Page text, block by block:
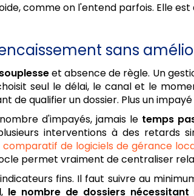
comme on l'entend parfois. Elle
sans
souplesseet absence de règle. Un
seul le délai, le canal et le
qualifier un dossier. Plus un
d'impayés, jamais le temps
interventions à des
comparatif de logiciels de gérance
permet vraiment de centraliser
fins. Il faut suivre au
, le nombre de dossiers nécessitant